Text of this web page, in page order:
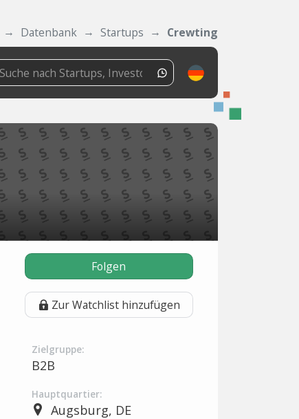
Datenbank Startups Crewting
Folgen
Zur Watchlist hinzufügen
Zielgruppe:
B2B
Hauptquartier:
Augsburg, DE